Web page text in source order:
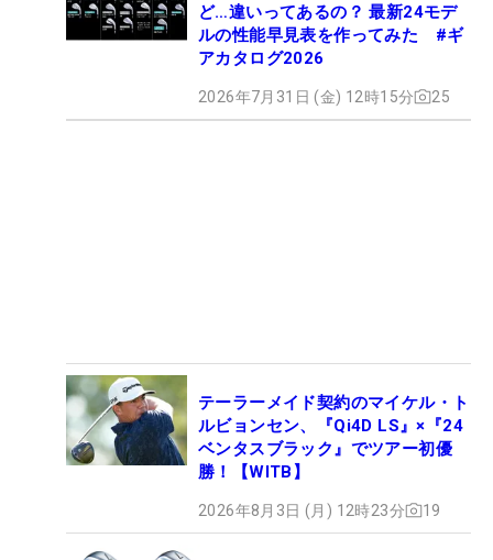
ど…違いってあるの？ 最新24モデ
ルの性能早見表を作ってみた #ギ
アカタログ2026
2026年7月31日 (金) 12時15分 25
テーラーメイド契約のマイケル・ト
ルビョンセン、『Qi4D LS』×『24
ベンタスブラック』でツアー初優
勝！【WITB】
2026年8月3日 (月) 12時23分 19